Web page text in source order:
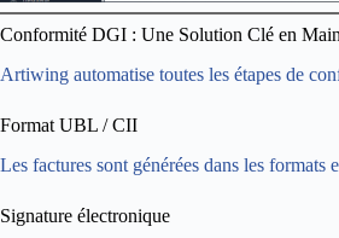
Conformité DGI : Une Solution Clé en Main
Artiwing automatise toutes les étapes de
Format UBL / CII
Les factures sont générées dans les formats
Signature électronique